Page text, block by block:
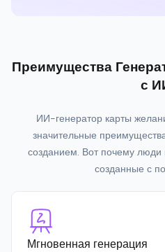
Преимущества
с
ИИ-генератор карты
значительные
созданием. Вот почему
созданные с
Мгновенная генерация